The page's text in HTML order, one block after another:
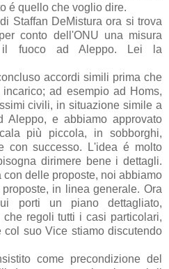
é quello che voglio dire.
Staffan DeMistura ora si trova
conto dell'ONU una misura
il fuoco ad Aleppo. Lei la
accordi simili prima che
ad esempio ad Homs,
civili, in situazione simile a
e abbiamo approvato
più piccola, in sobborghi,
con successo. L'idea é molto
dirimere bene i dettagli.
con delle proposte, noi abbiamo
in linea generale. Ora
porti un piano dettagliato,
che regoli tutti i casi particolari,
suo Vice stiamo discutendo
come precondizione del